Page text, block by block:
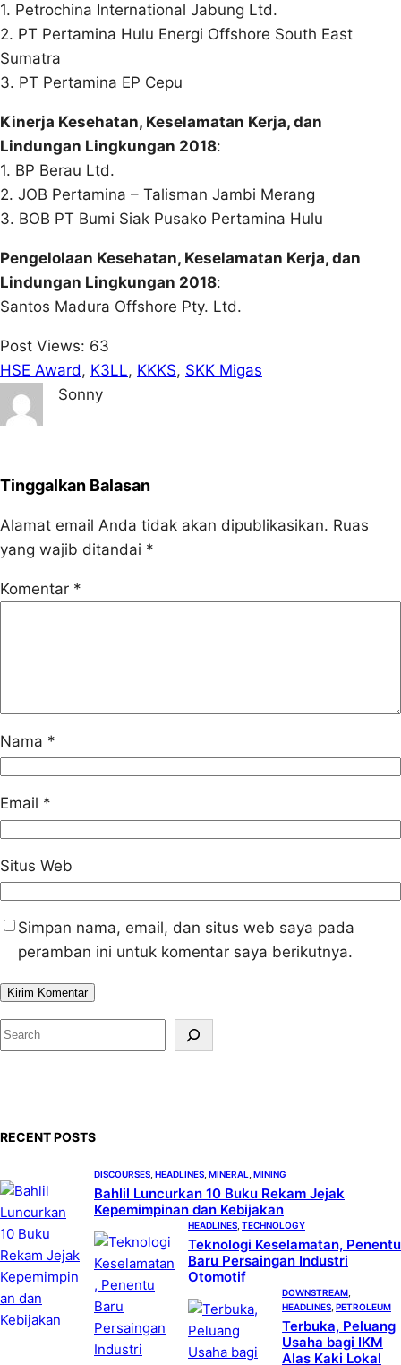
1. Petrochina International Jabung Ltd.
2. PT Pertamina Hulu Energi Offshore South East
Sumatra
3. PT Pertamina EP Cepu
Kinerja Kesehatan, Keselamatan Kerja, dan
Lindungan Lingkungan 2018:
1. BP Berau Ltd.
2. JOB Pertamina – Talisman Jambi Merang
3. BOB PT Bumi Siak Pusako Pertamina Hulu
Pengelolaan Kesehatan, Keselamatan Kerja, dan
Lindungan Lingkungan 2018:
Santos Madura Offshore Pty. Ltd.
Post Views: 63
HSE Award, K3LL, KKKS, SKK Migas
Sonny
Tinggalkan Balasan
Alamat email Anda tidak akan dipublikasikan. Ruas
yang wajib ditandai *
Komentar *
Nama *
Email *
Situs Web
Simpan nama, email, dan situs web saya pada
peramban ini untuk komentar saya berikutnya.
S
e
RECENT POSTS
DISCOURSES HEADLINES MINERAL MINING
Bahlil Luncurkan 10 Buku Rekam Jejak
Kepemimpinan dan Kebijakan
HEADLINES TECHNOLOGY
Teknologi Keselamatan, Penentu
Baru Persaingan Industri
Otomotif
DOWNSTREAM
HEADLINES PETROLEUM
Terbuka, Peluang
Usaha bagi IKM
Alas Kaki Lokal